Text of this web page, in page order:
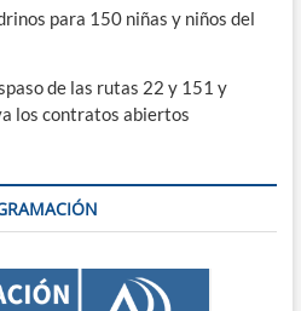
para 150 niñas y niños del
de las rutas 22 y 151 y
los contratos abiertos